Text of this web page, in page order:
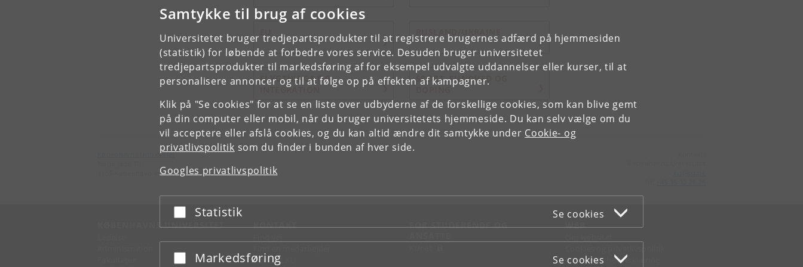
Samtykke til brug af cookies
Universitetet bruger tredjepartsprodukter til at registrere brugernes adfærd på hjemmesiden
(statistik) for løbende at forbedre vores service. Desuden bruger universitetet
tredjepartsprodukter til markedsføring af for eksempel udvalgte uddannelser eller kurser, til at
personalisere annoncer og til at følge op på effekten af kampagner.
Klik på "Se cookies" for at se en liste over udbyderne af de forskellige cookies, som kan blive gemt
på din computer eller mobil, når du bruger universitetets hjemmeside. Du kan selv vælge om du
vil acceptere eller afslå cookies, og du kan altid ændre dit samtykke under Cookie- og
privatlivspolitik som du finder i bunden af hver side.
Googles privatlivspolitik
Acceptér eller afslå
Statistik Se cookies
Acceptér eller afslå
Markedsføring Se cookies
FLYGTNINGE OG
INTEGRATION
RUSLAND/UKRAINE
SPORT, SUNDHED OG
Københavns Universitet
KØBENHAVNS UNIVERSITET KONTAKT
Kontakt KU
FOR STUDERENDE OG
WEB
Tilgængelighedserklæring